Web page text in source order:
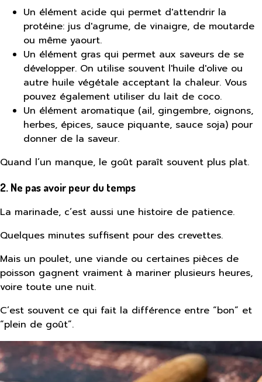
Un élément acide qui permet d'attendrir la
protéine: jus d'agrume, de vinaigre, de moutarde
ou même yaourt.
Un élément gras qui permet aux saveurs de se
développer. On utilise souvent l'huile d'olive ou
autre huile végétale acceptant la chaleur. Vous
pouvez également utiliser du lait de coco.
Un élément aromatique (ail, gingembre, oignons,
herbes, épices, sauce piquante, sauce soja) pour
donner de la saveur.
Quand l’un manque, le goût paraît souvent plus plat.
2. Ne pas avoir peur du temps
La marinade, c’est aussi une histoire de patience.
Quelques minutes suffisent pour des crevettes.
Mais un poulet, une viande ou certaines pièces de
poisson gagnent vraiment à mariner plusieurs heures,
voire toute une nuit.
C’est souvent ce qui fait la différence entre “bon” et
“plein de goût”.